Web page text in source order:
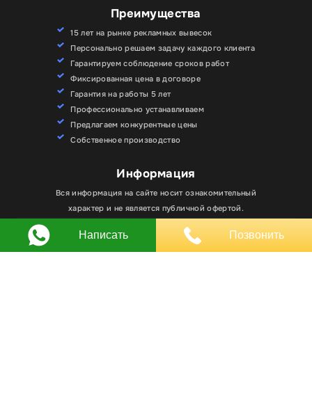
Преимущества
15 лет на рынке рекламных вывесок
Персонально решаем задачу каждого клиента
Гарантируем соблюдение сроков работ
Фиксированная цена в договоре
Гарантия на работы 5 лет
Профессионально устанавливаем
Предлагаем конкурентные цены
Собственное производство
Информация
Вся информация на сайте носит ознакомительный
характер и не является публичной офертой.
Любое использование материалов, элементов
дизайна и оформления, в том числе копирование
файлы cookie. Вы всегда можете отключить файлы
cookie в настройках браузера.
Хорошо
Написать Позвонить